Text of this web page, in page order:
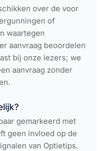
over de voor
of
waartegen
aanvraag beoordelen
bij onze lezers; we
aanvraag zonder
gemarkeerd met
geen invloed op de
van Optietips.